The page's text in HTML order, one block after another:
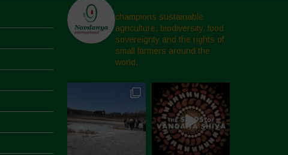
champions sustainable
agriculture, biodiversity, food
sovereignty and the rights of
small farmers around the
world.